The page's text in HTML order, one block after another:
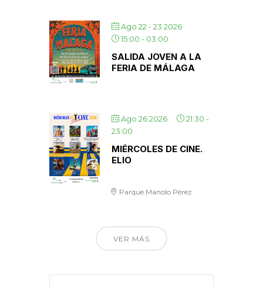
Ago 22 - 23 2026
15:00 - 03:00
SALIDA JOVEN A LA
FERIA DE MÁLAGA
Ago 26 2026 21:30 -
23:00
MIÉRCOLES DE CINE.
ELIO
Parque Manolo Pérez
VER MÁS